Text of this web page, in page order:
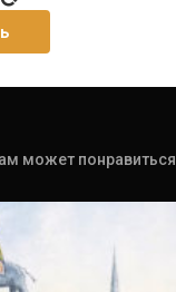
может понравиться